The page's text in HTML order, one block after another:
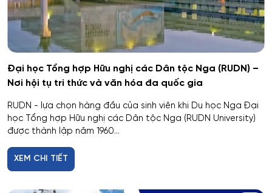
Giáo dục và sư phạm
Giáo dục đặc biệt
Hiệu suất tổ hợp máy bay
Hoạt động thông tin - thư viện
Hoạt động văn hóa - xã hội
Đại học Tổng hợp Hữu nghị các Dân tộc Nga (RUDN) –
Nơi hội tụ tri thức và văn hóa đa quốc gia
RUDN - lựa chọn hàng đầu của sinh viên khi Du học Nga Đại
học Tổng hợp Hữu nghị các Dân tộc Nga (RUDN University)
được thành lập năm 1960...
XEM CHI TIẾT